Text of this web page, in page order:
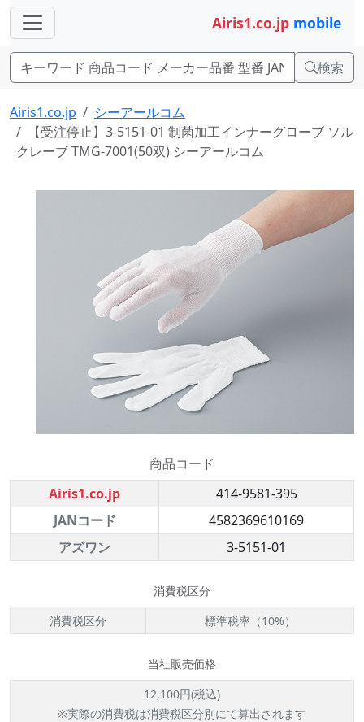
Airis1.co.jp mobile
検索
Airis1.co.jp
シーアールコム
【受注停止】3-5151-01 制菌加工インナーグローブ ソル
クレーブ TMG-7001(50双) シーアールコム
商品コード
Airis1.co.jp
414-9581-395
JANコード
4582369610169
アズワン
3-5151-01
消費税区分
消費税区分
標準税率（10%）
当社販売価格
12,100円(税込)
※実際の消費税は消費税区分別にて算出されます